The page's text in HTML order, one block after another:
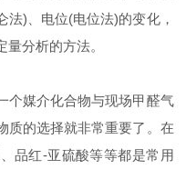
法)、电位(电位法)的变化，
分析的方法。
媒介化合物与现场甲醛气
质的选择就非常重要了。在
品红-亚硫酸等等都是常用